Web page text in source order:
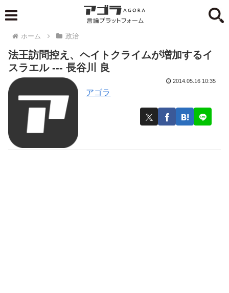
ホーム 政治
法王訪問控え、ヘイトクライムが増加するイ
スラエル --- 長谷川 良
アゴラ
2014.05.16 10:35